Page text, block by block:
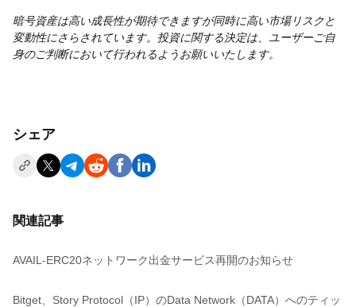
暗号資産は高い成長性が期待できますが同時に高い市場リスクと
変動性にさらされています。投資に関する決定は、ユーザーご自
身のご判断において行われるようお願いいたします。
シェア
関連記事
AVAIL-ERC20ネットワーク出金サービス再開のお知らせ
Bitget、Story Protocol（IP）のData Network（DATA）へのティッ